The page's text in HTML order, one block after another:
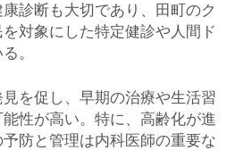
診断も大切であり、田町のク
対象にした特定健診や人間ド
。
を促し、早期の治療や生活習
性が高い。特に、高齢化が進
防と管理は内科医師の重要な